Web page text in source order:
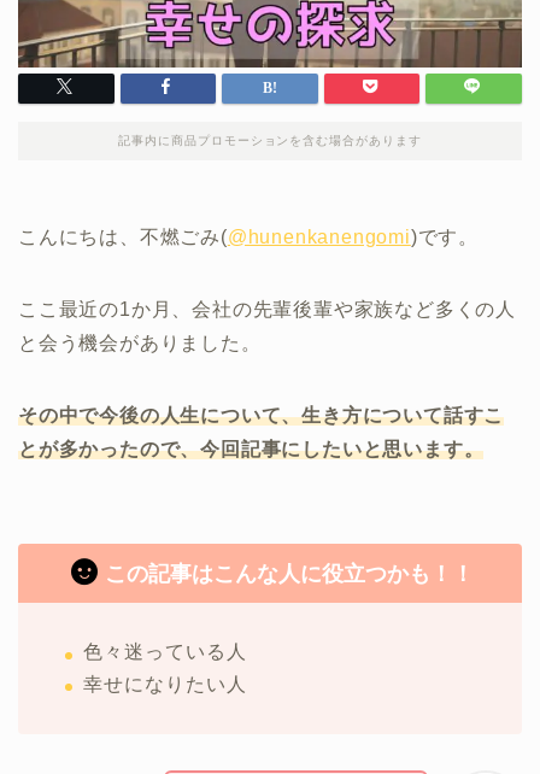
記事内に商品プロモーションを含む場合があります
こんにちは、不燃ごみ(@hunenkanengomi)です。
ここ最近の1か月、会社の先輩後輩や家族など多くの人
と会う機会がありました。
その中で今後の人生について、生き方について話すこ
とが多かったので、今回記事にしたいと思います。
この記事はこんな人に役立つかも！！
色々迷っている人
幸せになりたい人